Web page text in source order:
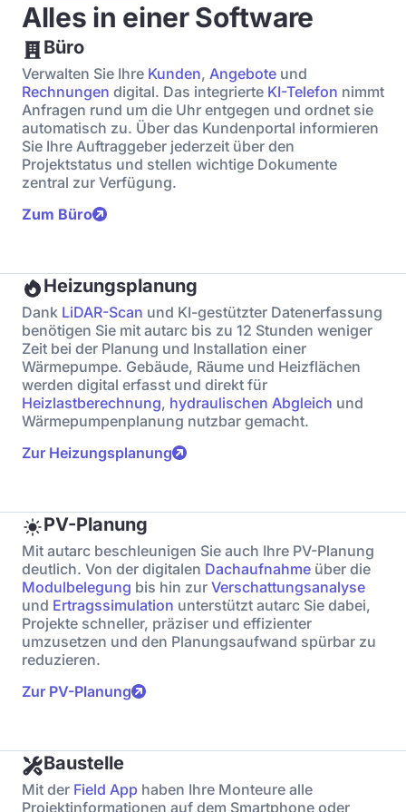
Alles in einer Software
Büro
Verwalten Sie Ihre Kunden, Angebote und
Rechnungen digital. Das integrierte KI-Telefon nimmt
Anfragen rund um die Uhr entgegen und ordnet sie
automatisch zu. Über das Kundenportal informieren
Sie Ihre Auftraggeber jederzeit über den
Projektstatus und stellen wichtige Dokumente
zentral zur Verfügung.
Zum Büro
Heizungsplanung
Dank LiDAR-Scan und KI-gestützter Datenerfassung
benötigen Sie mit autarc bis zu 12 Stunden weniger
Zeit bei der Planung und Installation einer
Wärmepumpe. Gebäude, Räume und Heizflächen
werden digital erfasst und direkt für
Heizlastberechnung, hydraulischen Abgleich und
Wärmepumpenplanung nutzbar gemacht.
Zur Heizungsplanung
PV-Planung
Mit autarc beschleunigen Sie auch Ihre PV-Planung
deutlich. Von der digitalen Dachaufnahme über die
Modulbelegung bis hin zur Verschattungsanalyse
und Ertragssimulation unterstützt autarc Sie dabei,
Projekte schneller, präziser und effizienter
umzusetzen und den Planungsaufwand spürbar zu
reduzieren.
Zur PV-Planung
Baustelle
Mit der Field App haben Ihre Monteure alle
Projektinformationen auf dem Smartphone oder